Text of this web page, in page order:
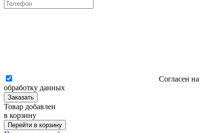
Согласен на
обработку данных
Заказать
Товар добавлен
в корзину
Перейти в корзину